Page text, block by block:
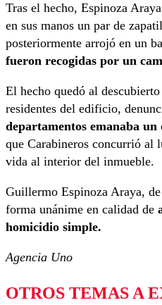
Tras el hecho, Espinoza
en sus manos un par de
posteriormente arrojó en un
fueron recogidas por un
El hecho quedó al
residentes del edificio,
departamentos emanaba
que Carabineros concurrió al
vida al interior del inmueble.
Guillermo Espinoza Araya,
forma unánime en calidad de
homicidio simple.
Agencia Uno
OTROS TEMAS A